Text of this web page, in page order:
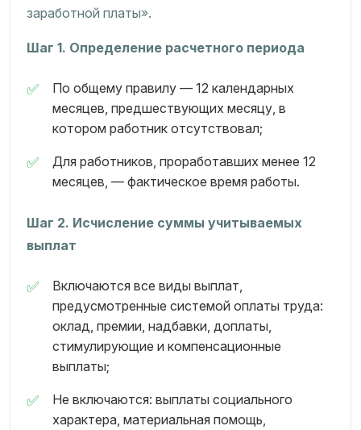
заработной платы».
Шаг 1. Определение расчетного периода
По общему правилу — 12 календарных
месяцев, предшествующих месяцу, в
котором работник отсутствовал;
Для работников, проработавших менее 12
месяцев, — фактическое время работы.
Шаг 2. Исчисление суммы учитываемых
выплат
Включаются все виды выплат,
предусмотренные системой оплаты труда:
оклад, премии, надбавки, доплаты,
стимулирующие и компенсационные
выплаты;
Не включаются: выплаты социального
характера, материальная помощь,